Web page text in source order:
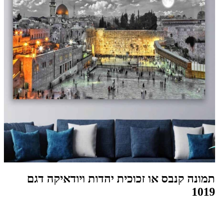
תמונה קנבס או זכוכית יהדות ויודאיקה דגם
1019